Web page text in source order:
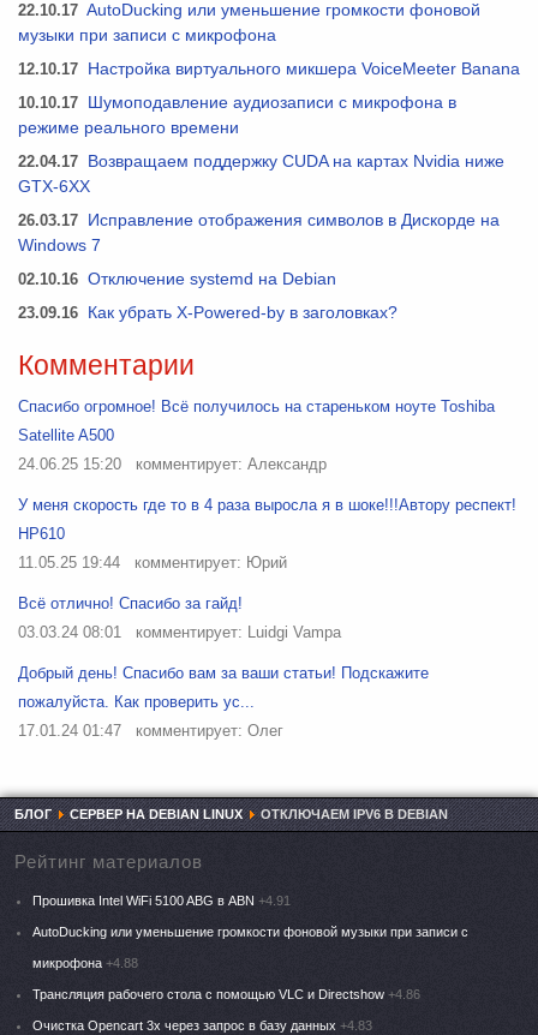
22.10.17 AutoDucking или уменьшение громкости фоновой
музыки при записи с микрофона
12.10.17
Настройка виртуального микшера VoiceMeeter Banana
10.10.17
Шумоподавление аудиозаписи с микрофона в
режиме реального времени
22.04.17
Возвращаем поддержку CUDA на картах Nvidia ниже
GTX-6XX
26.03.17
Исправление отображения символов в Дискорде на
Windows 7
02.10.16 Отключение systemd на Debian
23.09.16
Как убрать X-Powered-by в заголовках?
Комментарии
Спасибо огромное! Всё получилось на стареньком ноуте Toshiba
Satellite A500
24.06.25 15:20 комментирует: Александр
У меня скорость где то в 4 раза выросла я в шоке!!!Автору респект!
HP610
11.05.25 19:44 комментирует: Юрий
Всё отлично! Спасибо за гайд!
03.03.24 08:01 комментирует: Luidgi Vampa
Добрый день! Спасибо вам за ваши статьи! Подскажите
пожалуйста. Как проверить ус...
17.01.24 01:47 комментирует: Олег
БЛОГ СЕРВЕР НА DEBIAN LINUX ОТКЛЮЧАЕМ IPV6 В DEBIAN
Рейтинг материалов
Прошивка Intel WiFi 5100 ABG в ABN +4.91
AutoDucking или уменьшение громкости фоновой музыки при записи с
микрофона +4.88
Трансляция рабочего стола с помощью VLC и Directshow +4.86
Очистка Opencart 3x через запрос в базу данных +4.83